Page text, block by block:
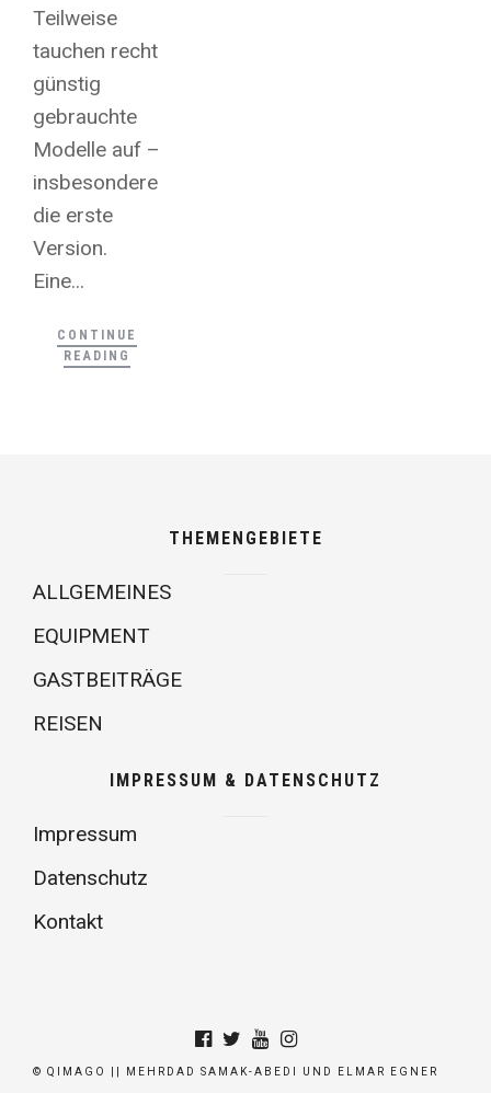
Teilweise
tauchen recht
günstig
gebrauchte
Modelle auf –
insbesondere
die erste
Version.
Eine...
CONTINUE
READING
THEMENGEBIETE
ALLGEMEINES
EQUIPMENT
GASTBEITRÄGE
REISEN
IMPRESSUM & DATENSCHUTZ
Impressum
Datenschutz
Kontakt
© QIMAGO || MEHRDAD SAMAK-ABEDI UND ELMAR EGNER